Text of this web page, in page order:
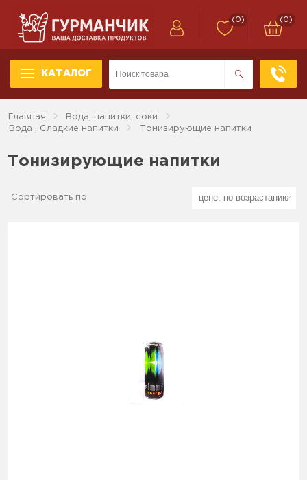
КАТАЛОГ
(0) (0)
Главная
Вода, напитки, соки
Вода , Сладкие напитки
Тонизирующие напитки
Тонизирующие напитки
Сортировать по